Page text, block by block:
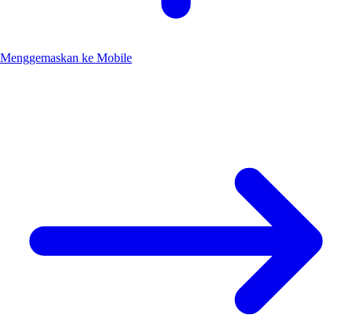
Menggemaskan ke Mobile